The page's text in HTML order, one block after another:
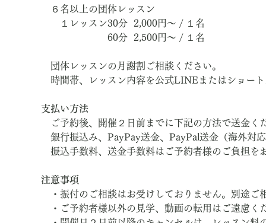
６名以上の団体レッスン
１レッスン30分  2,000円～ / １名
60分  2,500円～ / １名
団体レッスンの月謝割ご相談ください。
時間帯、レッスン内容を公式LINEまたはショー
支払い方法
ご予約後、開催２日前までに下記の方法で送金く
銀行振込み、PayPay送金、PayPal送金（海外対
振込手数料、送金手数料はご予約者様のご負担を
注意事項
・振付のご相談はお受けしておりません。別途ご
・ご予約者様以外の見学、動画の転用はご遠慮く